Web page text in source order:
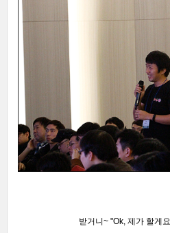
받거니~ "Ok, 제가 할게